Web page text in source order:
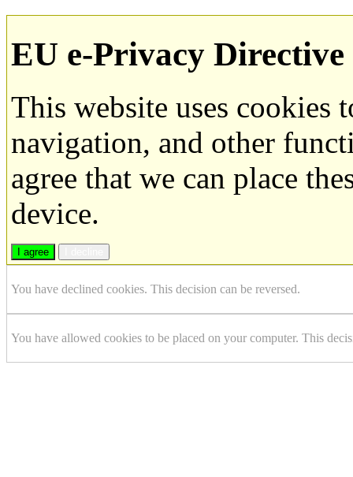
EU e-Privacy Directive
This website uses cookies
navigation, and other
agree that we can place
device.
I agree
You have declined cookies. This decision can be reversed.
You have allowed cookies to be placed on your computer. This